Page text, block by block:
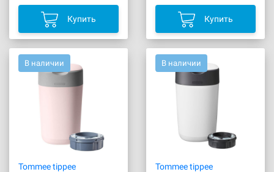
Купить Купить
В наличии
Tommee tippee
В наличии
Tommee tippee